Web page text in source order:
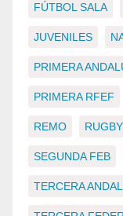
FÚTBOL SALA
JUVENILES
PRIMERA
PRIMERA RFEF
REMO RUGBY
SEGUNDA FEB
TERCERA